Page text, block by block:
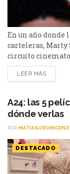
En un año
carteleras, Marty
circuito
Marty Supreme
Chalamet y se
tan celebradas
LEER MÁS
A24: las 5
dónde verlas
POR MATIAS DEVINCENZI
DESTACADO